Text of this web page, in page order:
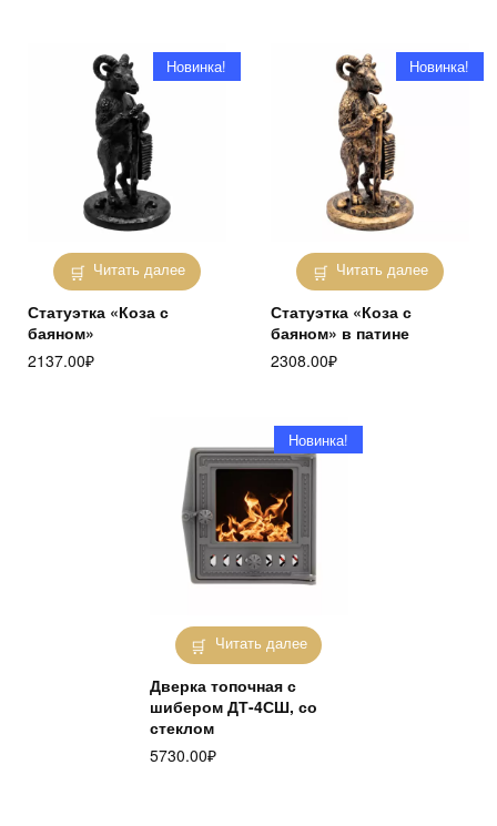
Читать далее
Новинка!
Статуэтка «Коза с
баяном»
2137.00₽
Читать далее
Новинка!
Статуэтка «Коза с
баяном» в патине
2308.00₽
Читать далее
Новинка!
Дверка топочная с
шибером ДТ-4СШ, со
стеклом
5730.00₽